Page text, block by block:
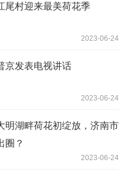
尾村迎来最美荷花季
2023-06-24
京发表电视讲话
2023-06-24
明湖畔荷花初绽放，济南市
圈？
2023-06-24